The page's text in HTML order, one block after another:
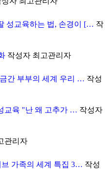
성교육하는 법, 손경이 [… 작
작성자 최고관리자
간 부부의 세계 우리 … 작성
교육 "난 왜 고추가 … 작성자
관리자
가족의 세계 특집 3… 작성